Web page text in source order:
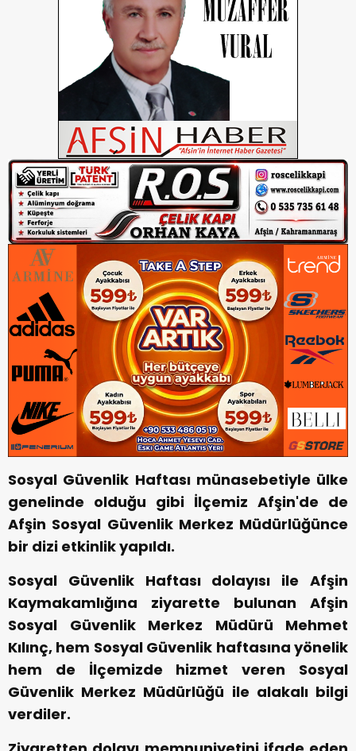
Sosyal Güvenlik Haftası münasebetiyle ülke
genelinde olduğu gibi İlçemiz Afşin'de de
Afşin Sosyal Güvenlik Merkez Müdürlüğünce
bir dizi etkinlik yapıldı.
Sosyal Güvenlik Haftası dolayısı ile Afşin
Kaymakamlığına ziyarette bulunan Afşin
Sosyal Güvenlik Merkez Müdürü Mehmet
Kılınç, hem Sosyal Güvenlik haftasına yönelik
hem de İlçemizde hizmet veren Sosyal
Güvenlik Merkez Müdürlüğü ile alakalı bilgi
verdiler.